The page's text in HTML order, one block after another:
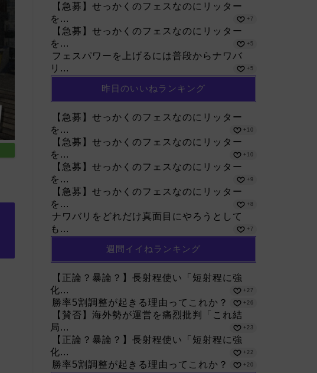
【急募】せっかくのフェスなのにリッター
を...
+7
【急募】せっかくのフェスなのにリッター
を...
+5
フェスパワーを上げるには普段からナワバ
リ...
+5
昨日のいいねランキング
【急募】せっかくのフェスなのにリッター
を...
+10
【急募】せっかくのフェスなのにリッター
を...
+10
【急募】せっかくのフェスなのにリッター
を...
+9
【急募】せっかくのフェスなのにリッター
を...
+8
ナワバリをどれだけ真面目にやろうとして
も...
+7
週間イイねランキング
【正論？暴論？】長射程使い「短射程に強
化...
+27
勝率5割調整が起きる理由ってこれか？ +26
【賛否】海外勢が運営を痛烈批判「これ結
局...
+23
【正論？暴論？】長射程使い「短射程に強
化...
+22
勝率5割調整が起きる理由ってこれか？ +20